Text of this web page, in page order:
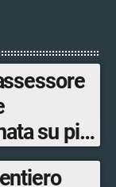
su più
coinvolti